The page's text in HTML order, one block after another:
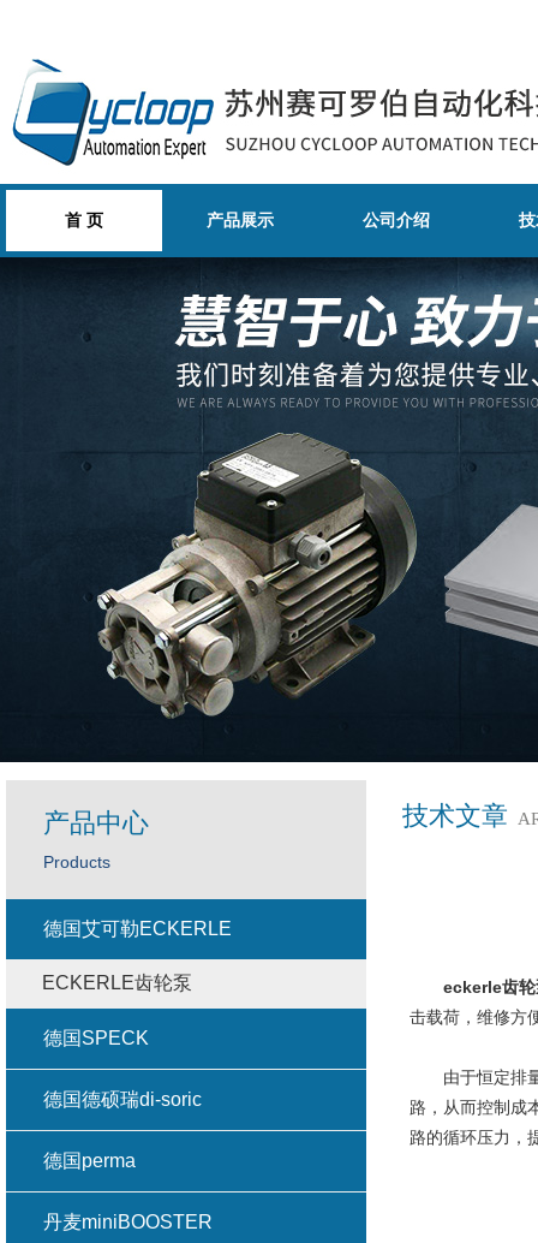
首 页 产品展示 公司介绍
技术文章
eckerle齿轮
击载荷，维修方
由于恒定排量
路，从而控制成
路的循环压力，
产品中心
Products
德国艾可勒ECKERLE
ECKERLE齿轮泵
德国SPECK
德国德硕瑞di-soric
德国perma
丹麦miniBOOSTER